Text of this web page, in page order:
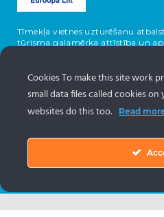
Tīmekļa vietnes uzturēšanu
tūrisma galamērķa attīstība un
Cookies To make this site work
small data files called cookies
websites do this too.
Read